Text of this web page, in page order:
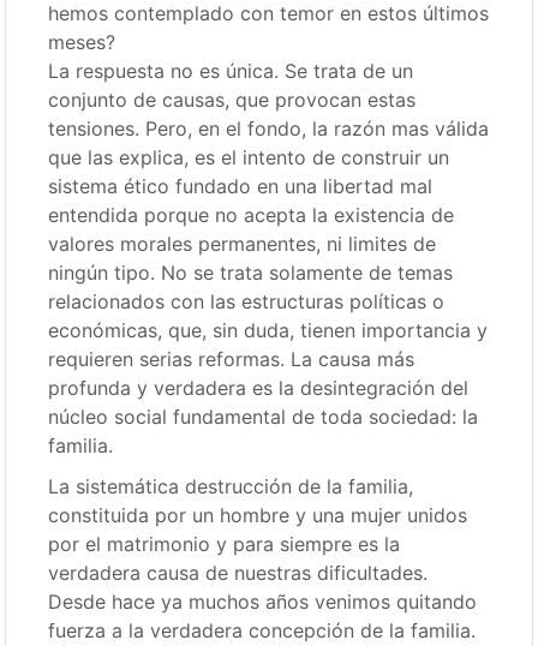
hemos contemplado con temor en estos últimos
meses?
La respuesta no es única. Se trata de un
conjunto de causas, que provocan estas
tensiones. Pero, en el fondo, la razón mas válida
que las explica, es el intento de construir un
sistema ético fundado en una libertad mal
entendida porque no acepta la existencia de
valores morales permanentes, ni limites de
ningún tipo. No se trata solamente de temas
relacionados con las estructuras políticas o
económicas, que, sin duda, tienen importancia y
requieren serias reformas. La causa más
profunda y verdadera es la desintegración del
núcleo social fundamental de toda sociedad: la
familia.
La sistemática destrucción de la familia,
constituida por un hombre y una mujer unidos
por el matrimonio y para siempre es la
verdadera causa de nuestras dificultades.
Desde hace ya muchos años venimos quitando
fuerza a la verdadera concepción de la familia.